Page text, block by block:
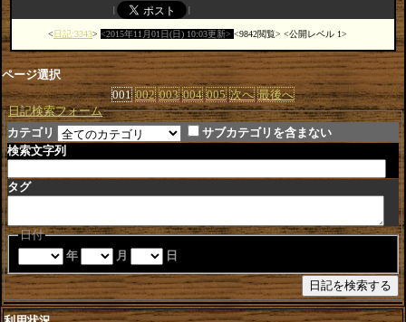
日記:3343 2015年11月01日(日) 10:03更新 9842閲覧 公開レベル 1
ページ選択
001 002 003 004 005 次へ 最後へ
日記検索フォーム
カテゴリ
サブカテゴリを含まない
検索文字列
タグ
日付
年
月 日